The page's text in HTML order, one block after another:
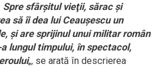
Spre sfârşitul vieţii, sărac şi
să îi dea lui Ceauşescu un
şi are sprijinul unui militar român
lungul timpului, în spectacol,
„, se arată în descrierea